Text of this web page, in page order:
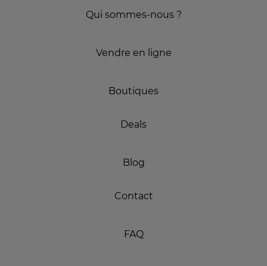
Qui sommes-nous ?
Vendre en ligne
Boutiques
Deals
Blog
Contact
FAQ